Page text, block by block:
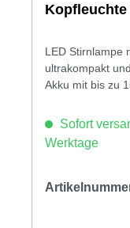
Kopfleuchte
LED Stirnlampe
ultrakompakt
Akku mit bis zu
Sofort
Werktage